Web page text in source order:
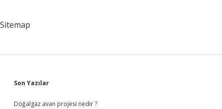
Sitemap
Sidebar
Son Yazılar
Doğalgaz avan projesi nedir ?